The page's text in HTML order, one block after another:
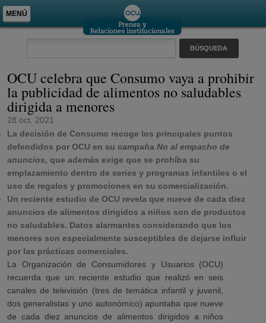
MENÚ
OCU celebra que Consumo vaya a prohibir
la publicidad de alimentos no saludables
dirigida a menores
28 oct. 2021
La decisión de Consumo recoge los principales puntos
defendidos por OCU en su campaña No al empacho de
anuncios, que además exige que se prohíba su
emplazamiento dentro de series y programas infantiles o el
uso de regalos y promociones en su comercialización.
Un reciente estudio de OCU revela que nueve de cada diez
anuncios de alimentos dirigidos a niños son de productos
no saludables. Datos alarmantes considerando que los
menores son especialmente susceptibles de dejarse influir
por las prácticas comerciales.
La Organización de Consumidores y Usuarios (OCU)
recuerda que un reciente estudio que realizó en seis
canales de televisión (tres de temática infantil y juvenil,
dos generalistas y uno autonómico) apuntaba que nueve
de cada diez anuncios de alimentos dirigidos a niños